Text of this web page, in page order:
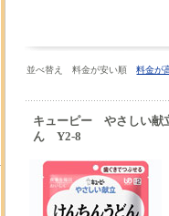
並べ替え 料金が安い順料金が
キューピー やさしい献
ん Y2-8